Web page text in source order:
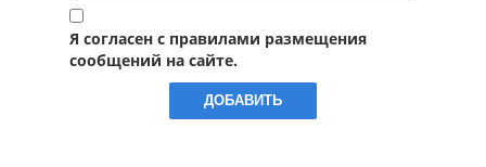
Я согласен с правилами размещения
сообщений на сайте.